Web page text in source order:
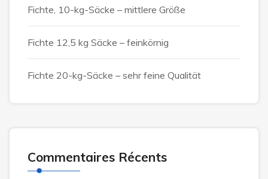
Fichte, 10-kg-Säcke – mittlere Größe
Fichte 12,5 kg Säcke – feinkörnig
Fichte 20-kg-Säcke – sehr feine Qualität
Commentaires Récents